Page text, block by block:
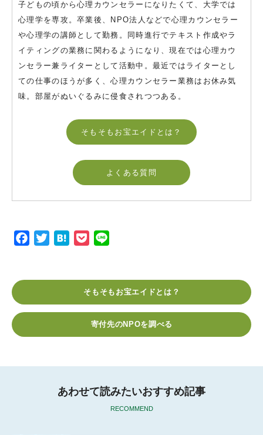
子どもの頃から心理カウンセラーになりたくて、大学では
心理学を専攻。卒業後、NPO法人などで心理カウンセラー
や心理学の講師として勤務。同時進行でテキスト作成やラ
イティングの業務に関わるようになり、現在では心理カウ
ンセラー兼ライターとして活動中。最近ではライターとし
ての仕事のほうが多く、心理カウンセラー業務はお休み気
味。部屋がぬいぐるみに侵食されつつある。
そもそもお宝エイドとは？
よくある質問
o
e
a
t
そもそもお宝エイドとは？
寄付先のNPOを調べる
あわせて読みたいおすすめ記事
RECOMMEND